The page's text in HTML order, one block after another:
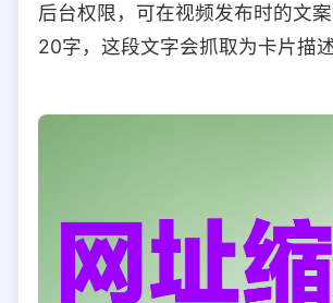
后台权限，可在视频发布时的文
20字，这段文字会抓取为卡片描述